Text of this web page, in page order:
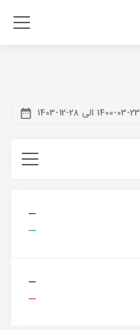
1400-03-23 الی 28-12-1403
—
—
—
—